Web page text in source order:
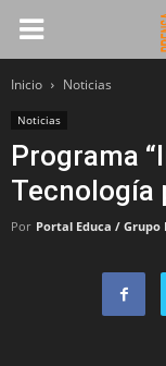
Inicio Noticias
Noticias
Programa
Tecnología
Por Portal Educa / Grupo